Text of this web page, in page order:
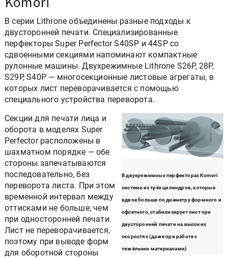
В серии Lithrone объединены разные подходы к
двусторонней печати. Специализированные
перфекторы Super Perfector S40SP и 44SP со
сдвоенными секциями напоминают компактные
рулонные машины. Двухрежимные Lithrone S26P, 28P,
S29P, S40P — многосекционные листовые агрегаты, в
которых лист переворачивается с помощью
специального устройства переворота.
В двухрежимных перфекторах Komori
система из трёх цилиндров, которые
вдвое больше по диаметру формного и
офсетного, стабилизирует лист при
двусторонней печати на высоких
скоростях (даже при работе с
тяжёлыми материалами)
Секции для печати лица и
оборота в моделях Super
Perfector расположены в
шахматном порядке — обе
стороны запечатываются
последовательно, без
переворота листа. При этом
временной интервал между
оттисками не больше, чем
при односторонней печати.
Лист не переворачивается,
поэтому при выводе форм
для оборотной стороны